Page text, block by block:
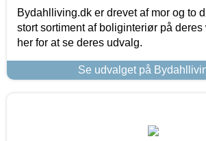
Bydahlliving.dk er drevet af mor og to
stort sortiment af boliginteriør på
her for at se deres udvalg.
Se udvalget på